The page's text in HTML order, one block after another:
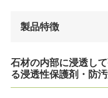
製品特徴
石材の内部に浸透し
る浸透性保護剤・防